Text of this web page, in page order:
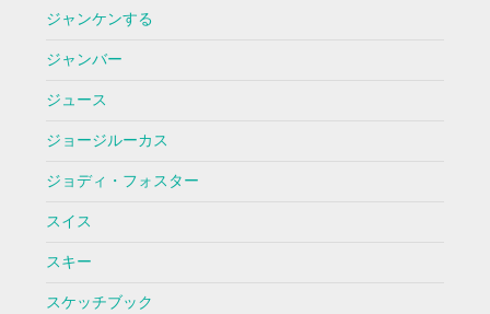
ジャンケンする
ジャンバー
ジュース
ジョージルーカス
ジョディ・フォスター
スイス
スキー
スケッチブック